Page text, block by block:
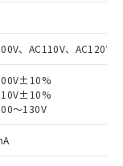
、AC110V、AC120V
～130V
物質）の
商品で